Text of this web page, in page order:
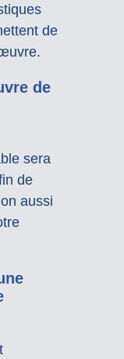
de
de
sera
de
aussi